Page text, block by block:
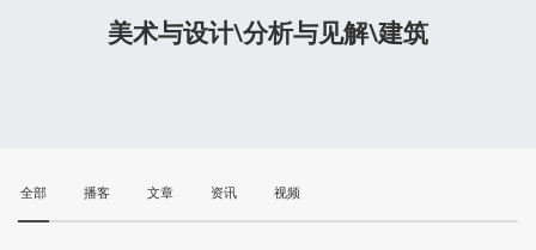
美术与设计\分析与见解\建筑
全部 播客 文章 资讯 视频